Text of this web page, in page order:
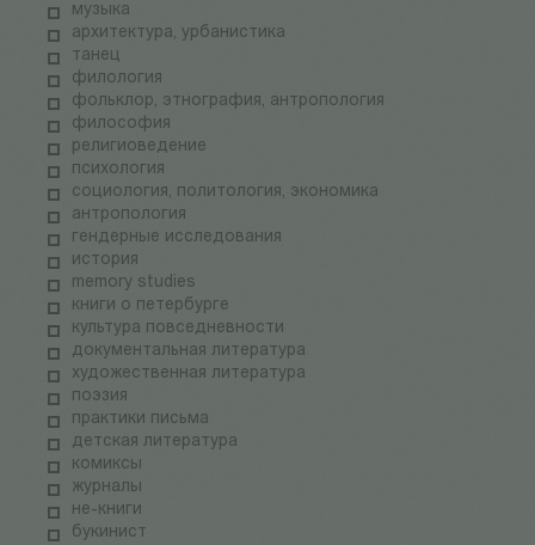
музыка
архитектура, урбанистика
танец
филология
фольклор, этнография, антропология
философия
религиоведение
психология
социология, политология, экономика
антропология
гендерные исследования
история
memory studies
книги о петербурге
культура повседневности
документальная литература
художественная литература
поэзия
практики письма
детская литература
комиксы
журналы
не-книги
букинист